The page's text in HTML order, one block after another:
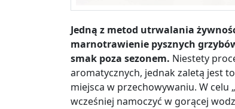
Jedną z metod utrwalania
marnotrawienie pysznych
smak poza sezonem. Niestety
aromatycznych, jednak zaletą jest
miejsca w przechowywaniu. W celu
wcześniej namoczyć w gorącej